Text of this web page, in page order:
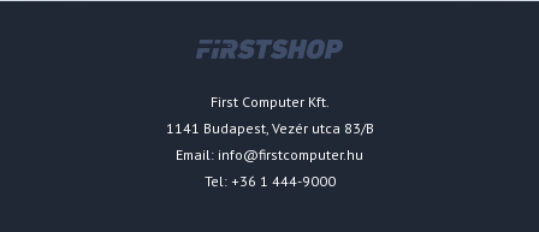
First Computer Kft.
1141 Budapest, Vezér utca 83/B
Email: info@firstcomputer.hu
Tel: +36 1 444-9000